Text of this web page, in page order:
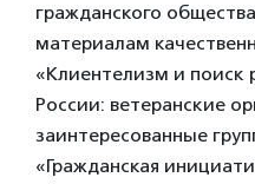
гражданского
материалам
«Клиентелизм и поиск
России: ветеранские
заинтересованные
«Гражданская